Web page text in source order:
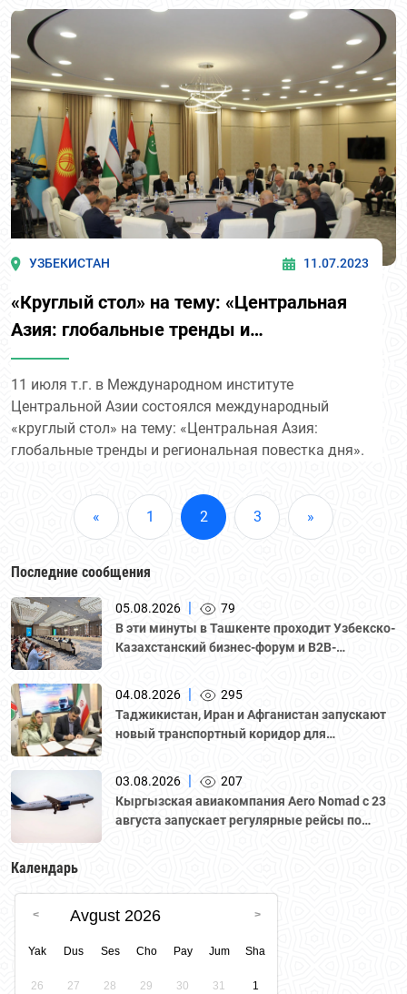
УЗБЕКИСТАН 11.07.2023
«Круглый стол» на тему: «Центральная
Азия: глобальные тренды и
региональная повестка дня»
11 июля т.г. в Международном институте
Центральной Азии состоялся международный
«круглый стол» на тему: «Центральная Азия:
глобальные тренды и региональная повестка дня».
« 1 2 3 »
Последние сообщения
05.08.2026
79
В эти минуты в Ташкенте проходит Узбекско-
Казахстанский бизнес-форум и B2B-
Национальной палатой предпринимателей
Казахстана "Атамекен."
04.08.2026
295
Таджикистан, Иран и Афганистан запускают
новый транспортный коридор для
03.08.2026
207
Кыргызская авиакомпания Aero Nomad с 23
августа запускает регулярные рейсы по
Календарь
Avgust 2026
Yak Dus Ses Cho Pay Jum Sha
26 27 28 29 30 31 1